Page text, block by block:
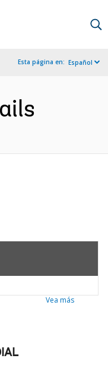
Esta página en: Español
Vea más